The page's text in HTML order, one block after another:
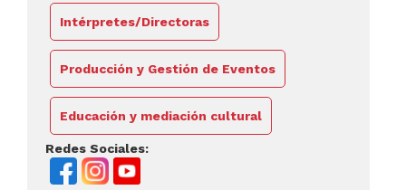
Intérpretes/Directoras
Producción y Gestión de Eventos
Educación y mediación cultural
Redes Sociales: